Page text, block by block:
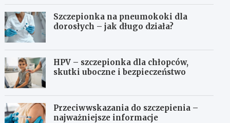
Szczepionka na pneumokoki dla
dorosłych – jak długo działa?
HPV – szczepionka dla chłopców,
skutki uboczne i bezpieczeństwo
Przeciwwskazania do szczepienia –
najważniejsze informacje